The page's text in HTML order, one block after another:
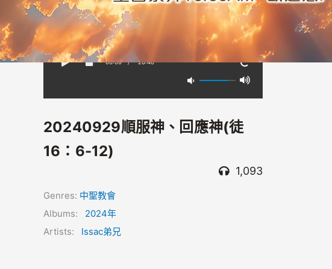
00:00 / -26:40
20240929順服神、回應神(徒
16：6-12)
1,093
Genres: 中聖教會
Albums: 2024年
Artists: Issac弟兄